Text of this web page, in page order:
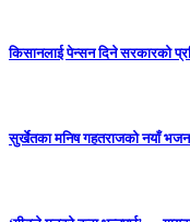
किसानलाई पेन्सन दिने सरकारको
सुर्खेतका मनिष गहतराजको नयाँ भजन